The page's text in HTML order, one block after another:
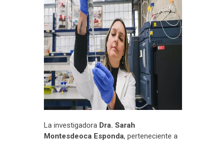
La investigadora Dra. Sarah
Montesdeoca Esponda, perteneciente a